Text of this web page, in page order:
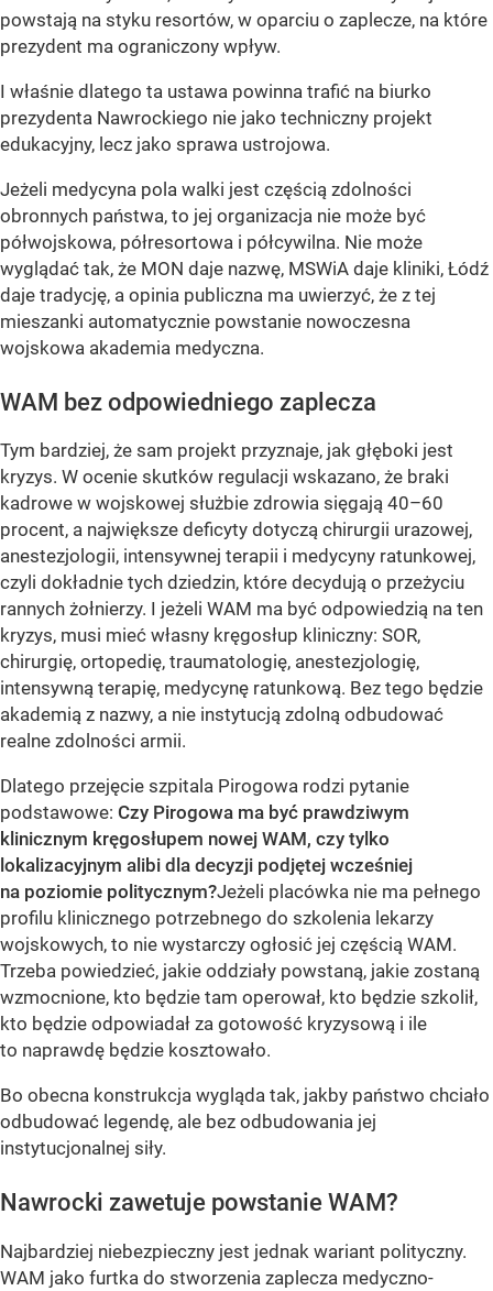
powstają na styku resortów, w oparciu o zaplecze, na które
prezydent ma ograniczony wpływ.
I właśnie dlatego ta ustawa powinna trafić na biurko
prezydenta Nawrockiego nie jako techniczny projekt
edukacyjny, lecz jako sprawa ustrojowa.
Jeżeli medycyna pola walki jest częścią zdolności
obronnych państwa, to jej organizacja nie może być
półwojskowa, półresortowa i półcywilna. Nie może
wyglądać tak, że MON daje nazwę, MSWiA daje kliniki, Łódź
daje tradycję, a opinia publiczna ma uwierzyć, że z tej
mieszanki automatycznie powstanie nowoczesna
wojskowa akademia medyczna.
WAM bez odpowiedniego zaplecza
Tym bardziej, że sam projekt przyznaje, jak głęboki jest
kryzys. W ocenie skutków regulacji wskazano, że braki
kadrowe w wojskowej służbie zdrowia sięgają 40–60
procent, a największe deficyty dotyczą chirurgii urazowej,
anestezjologii, intensywnej terapii i medycyny ratunkowej,
czyli dokładnie tych dziedzin, które decydują o przeżyciu
rannych żołnierzy. I jeżeli WAM ma być odpowiedzią na ten
kryzys, musi mieć własny kręgosłup kliniczny: SOR,
chirurgię, ortopedię, traumatologię, anestezjologię,
intensywną terapię, medycynę ratunkową. Bez tego będzie
akademią z nazwy, a nie instytucją zdolną odbudować
realne zdolności armii.
Dlatego przejęcie szpitala Pirogowa rodzi pytanie
podstawowe: Czy Pirogowa ma być prawdziwym
klinicznym kręgosłupem nowej WAM, czy tylko
lokalizacyjnym alibi dla decyzji podjętej wcześniej
na poziomie politycznym?Jeżeli placówka nie ma pełnego
profilu klinicznego potrzebnego do szkolenia lekarzy
wojskowych, to nie wystarczy ogłosić jej częścią WAM.
Trzeba powiedzieć, jakie oddziały powstaną, jakie zostaną
wzmocnione, kto będzie tam operował, kto będzie szkolił,
kto będzie odpowiadał za gotowość kryzysową i ile
to naprawdę będzie kosztowało.
Bo obecna konstrukcja wygląda tak, jakby państwo chciało
odbudować legendę, ale bez odbudowania jej
instytucjonalnej siły.
Nawrocki zawetuje powstanie WAM?
Najbardziej niebezpieczny jest jednak wariant polityczny.
WAM jako furtka do stworzenia zaplecza medyczno-